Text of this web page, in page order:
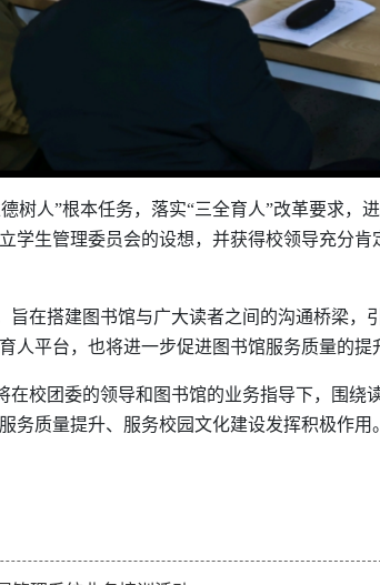
树人”根本任务，落实“三全育人”改革要求
学生管理委员会的设想，并获得校领导充分
旨在搭建图书馆与广大读者之间的沟通桥梁
人平台，也将进一步促进图书馆服务质量的提
在校团委的领导和图书馆的业务指导下，围
务质量提升、服务校园文化建设发挥积极作用。